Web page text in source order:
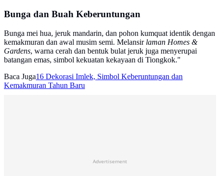
Bunga dan Buah Keberuntungan
Bunga mei hua, jeruk mandarin, dan pohon kumquat identik dengan
kemakmuran dan awal musim semi. Melansir laman Homes &
Gardens, warna cerah dan bentuk bulat jeruk juga menyerupai
batangan emas, simbol kekuatan kekayaan di Tiongkok."
Baca Juga16 Dekorasi Imlek, Simbol Keberuntungan dan
Kemakmuran Tahun Baru
Advertisement